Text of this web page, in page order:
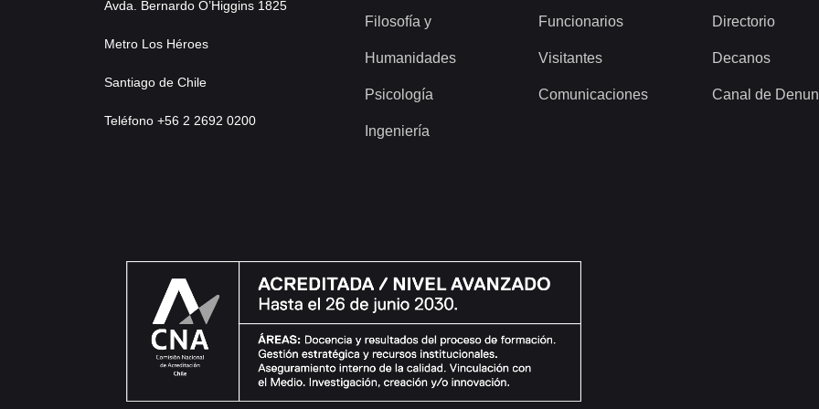
Avda. Bernardo O’Higgins 1825
Metro Los Héroes
Santiago de Chile
Teléfono +56 2 2692 0200
Filosofía y
Humanidades
Psicología
Ingeniería
Funcionarios
Visitantes
Comunicaciones
Directorio
Decanos
Canal de